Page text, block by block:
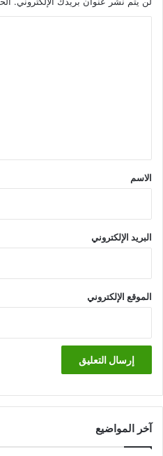
*
الاسم
البريد الإلكتروني
الموقع الإلكتروني
آخر المواضيع